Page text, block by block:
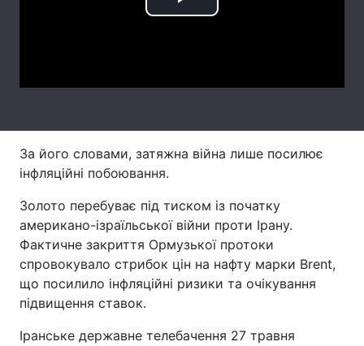
Тема оформлення
Play
За його словами, затяжна війна лише посилює
інфляційні побоювання.
Золото перебуває під тиском із початку
американо-ізраїльської війни проти Ірану.
Фактичне закриття Ормузької протоки
спровокувало стрибок цін на нафту марки Brent,
що посилило інфляційні ризики та очікування
підвищення ставок.
Іранське державне телебачення 27 травня